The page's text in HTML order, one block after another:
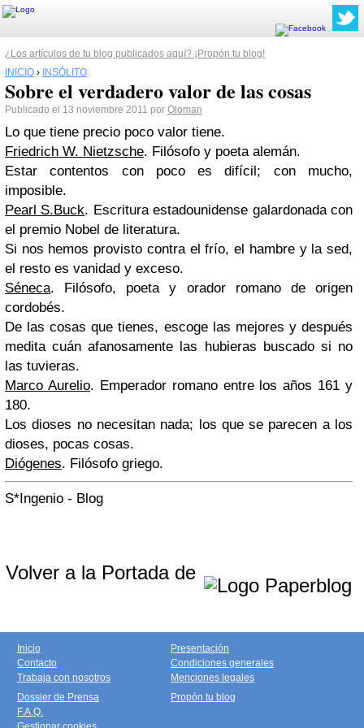
¿Los artículos de tu blog publicados aquí? ¡Propón tu blog!
INICIO › INSÓLITO
Sobre el verdadero valor de las cosas
Publicado el 13 noviembre 2011 por Oloman
Lo que tiene precio poco valor tiene.
Friedrich W. Nietzsche. Filósofo y poeta alemán.
Estar contentos con poco es difícil; con mucho,
imposible.
Pearl S.Buck. Escritura estadounidense galardonada con
el premio Nobel de literatura.
Si nos hemos provisto contra el frío, el hambre y la sed,
el resto es vanidad y exceso.
Séneca. Filósofo, poeta y orador romano de origen
cordobés.
De las cosas que tienes, escoge las mejores y después
medita cuán afanosamente las hubieras buscado si no
las tuvieras.
Marco Aurelio. Emperador romano entre los años 161 y
180.
Los dioses no necesitan nada; los que se parecen a los
dioses, pocas cosas.
Diógenes. Filósofo griego.
S*Ingenio - Blog
Volver a la Portada de
Inicio
Contacto
Trabaja con nosotros
Presentación
Condiciones generales
Menciones legales
Dossier de Prensa
F.A.Q.
Propón tu blog